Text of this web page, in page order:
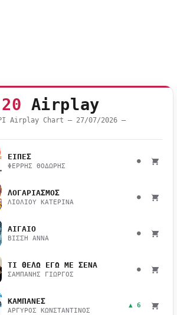
20 Airplay
Airplay Chart — 27/07/2026 –
ΕΙΠΕΣ
ΦΕΡΡΗΣ ΘΟΔΩΡΗΣ
●
ΛΟΓΑΡΙΑΣΜΟΣ
ΛΙΟΛΙΟΥ ΚΑΤΕΡΙΝΑ
●
ΑΙΓΑΙΟ
ΒΙΣΣΗ ΑΝΝΑ
●
ΤΙ ΘΕΛΩ ΕΓΩ ΜΕ ΣΕΝΑ
ΣΑΜΠΑΝΗΣ ΓΙΩΡΓΟΣ
●
ΚΑΜΠΑΝΕΣ
ΑΡΓΥΡΟΣ ΚΩΝΣΤΑΝΤΙΝΟΣ
▲ 6